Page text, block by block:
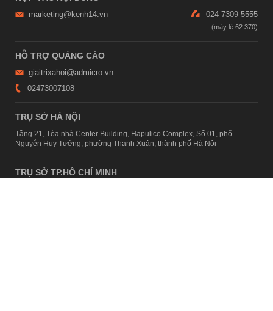
marketing@kenh14.vn 024 7309 5555
HỖ TRỢ QUẢNG CÁO
giaitrixahoi@admicro.vn
02473007108
TRỤ SỞ HÀ NỘI
Tầng 21, Tòa nhà Center Building, Hapulico Complex, Số 01, phố
Nguyễn Huy Tưởng, phường Thanh Xuân, thành phố Hà Nội
TRỤ SỞ TP.HỒ CHÍ MINH